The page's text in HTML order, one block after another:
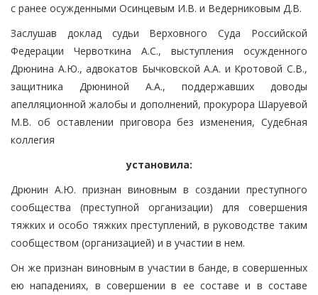
с ранее осужденными Осинцевым И.В. и Ведерниковым Д.В.
Заслушав доклад судьи Верховного Суда Российской
Федерации Червоткина А.С., выступления осужденного
Дрюнина А.Ю., адвокатов Бычковской А.А. и Кротовой С.В.,
защитника Дрюниной А.А., поддержавших доводы
апелляционной жалобы и дополнений, прокурора Шаруевой
М.В. об оставлении приговора без изменения, Судебная
коллегия
установила:
Дрюнин А.Ю. признан виновным в создании преступного
сообщества (преступной организации) для совершения
тяжких и особо тяжких преступлений, в руководстве таким
сообществом (организацией) и в участии в нем.
Он же признан виновным в участии в банде, в совершенных
ею нападениях, в совершении в ее составе и в составе